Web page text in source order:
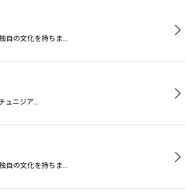
自の文化を持ちま…
ュニジア…
自の文化を持ちま…